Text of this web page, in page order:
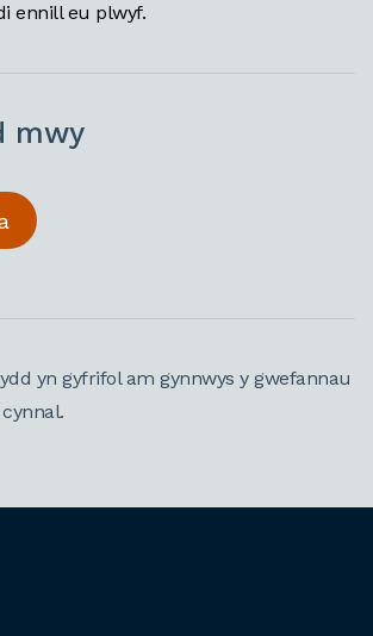
ennill eu plwyf.
mwy
yn gyfrifol am gynnwys y gwefannau